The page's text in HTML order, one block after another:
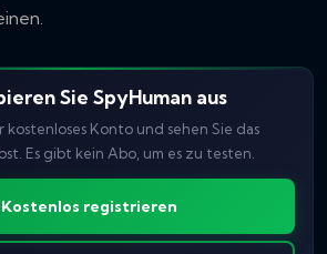
Sie SpyHuman aus
kostenloses Konto und sehen Sie das
Es gibt kein Abo, um es zu testen.
Kostenlos registrieren